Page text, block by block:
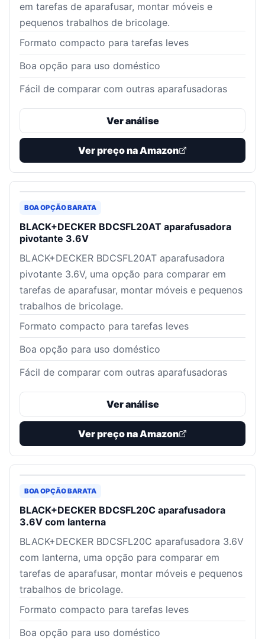
em tarefas de aparafusar, montar móveis e
pequenos trabalhos de bricolage.
Formato compacto para tarefas leves
Boa opção para uso doméstico
Fácil de comparar com outras aparafusadoras
Ver análise
Ver preço na Amazon
BOA OPÇÃO BARATA
BLACK+DECKER BDCSFL20AT aparafusadora
pivotante 3.6V
BLACK+DECKER BDCSFL20AT aparafusadora
pivotante 3.6V, uma opção para comparar em
tarefas de aparafusar, montar móveis e pequenos
trabalhos de bricolage.
Formato compacto para tarefas leves
Boa opção para uso doméstico
Fácil de comparar com outras aparafusadoras
Ver análise
Ver preço na Amazon
BOA OPÇÃO BARATA
BLACK+DECKER BDCSFL20C aparafusadora
3.6V com lanterna
BLACK+DECKER BDCSFL20C aparafusadora 3.6V
com lanterna, uma opção para comparar em
tarefas de aparafusar, montar móveis e pequenos
trabalhos de bricolage.
Formato compacto para tarefas leves
Boa opção para uso doméstico